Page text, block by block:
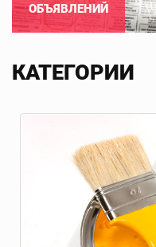
ОБЪЯВЛЕНИЙ
КАТЕГОРИИ